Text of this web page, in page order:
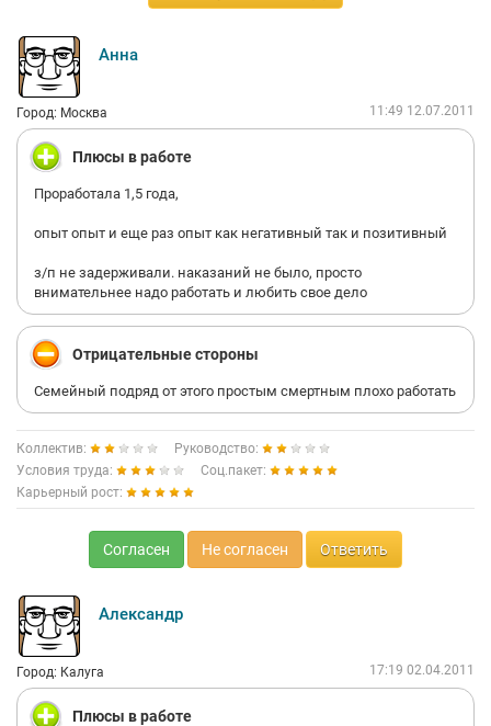
Анна
Город: Москва 11:49 12.07.2011
Плюсы в работе
Проработала 1,5 года,
опыт опыт и еще раз опыт как негативный так и позитивный
з/п не задерживали. наказаний не было, просто
внимательнее надо работать и любить свое дело
Отрицательные стороны
Семейный подряд от этого простым смертным плохо работать
Коллектив:
Руководство:
Условия труда:
Соц.пакет:
Карьерный рост:
Согласен Не согласен Ответить
Александр
Город: Калуга 17:19 02.04.2011
Плюсы в работе